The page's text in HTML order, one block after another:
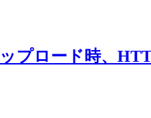
プロード時、